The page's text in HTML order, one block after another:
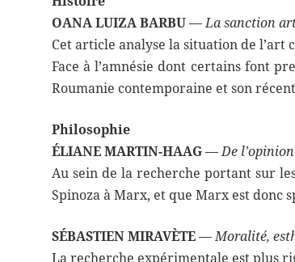
OANA LUIZA BARBU—La sanction
Cet article analyse la situation de l’art
Face à l’amnésie dont certains font
Roumanie contemporaine et son
Philosophie
ÉLIANE MARTIN-HAAG—De
Au sein de la recherche portant sur
Spinoza à Marx, et que Marx est donc
SÉBASTIEN MIRAVÈTE—Moralité,
La recherche expérimentale est plus